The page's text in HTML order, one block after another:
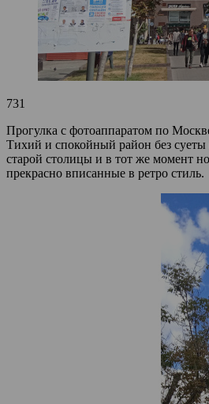
731
Прогулка с фотоаппаратом по
Тихий и спокойный район без суеты
старой столицы и в тот же момент
прекрасно вписанные в ретро стиль.